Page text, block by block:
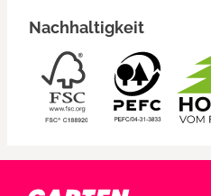
Nachhaltigkeit